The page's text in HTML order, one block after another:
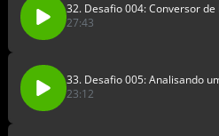
32. Desafio 004: Conversor
27:43
33. Desafio 005: Analisando
23:12